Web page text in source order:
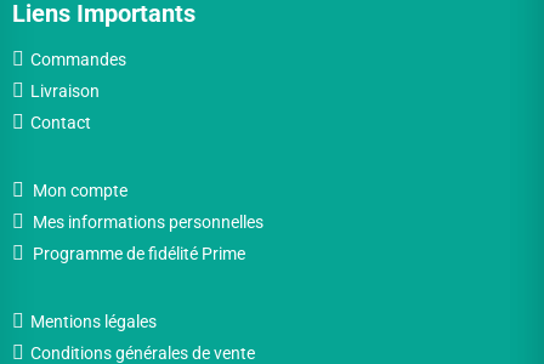
Liens Importants
Commandes
Livraison
Contact
Mon compte
Mes informations personnelles
Programme de fidélité Prime
Mentions légales
Conditions générales de vente